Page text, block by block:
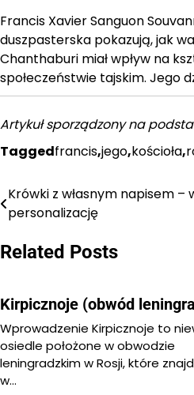
Francis Xavier Sanguon
duszpasterska pokazują, jak
Chanthaburi miał wpływ na
społeczeństwie tajskim. Jego
Artykuł sporządzony na
Taggedfrancis,jego,kościoła,
Nawigacja
wpisu
Krówki z własnym napisem
personalizację
Related Posts
Kirpicznoje (obwód
Wprowadzenie Kirpicznoje to
osiedle położone w obwodzie
leningradzkim w Rosji, które
w…